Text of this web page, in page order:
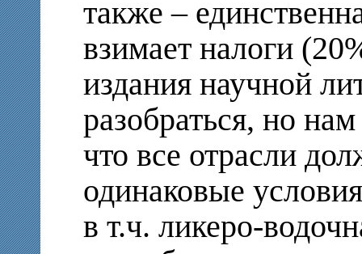
также –
взимает налоги
издания научной
разобраться, но
что все отрасли
одинаковые
в т.ч. ликеро-